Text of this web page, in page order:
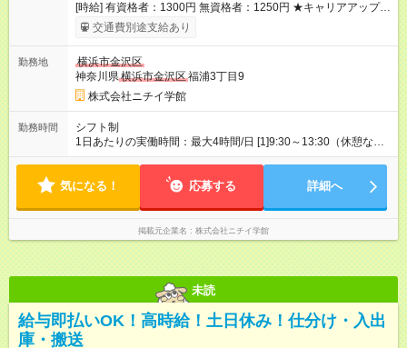
[時給] 有資格者：1300円 無資格者：1250円 ★キャリアアップ制
度あり 進級により給与がアップします！ 【試用期間】試用期間
あり 試用期間の長さ：3ヶ月 雇用形態、給与は本採用時と同じ
交通費別途支給あり
勤務地
横浜市金沢区
神奈川県横浜市金沢区福浦3丁目9
株式会社ニチイ学館
勤務時間
シフト制
1日あたりの実働時間：最大4時間/日 [1]9:30～13:30（休憩な
し） [2]10:00～14:00（休憩なし） [3]13:00～17:00（休憩な
日勤務 ※月64時間勤務 ※残業なし
気になる！ 応募する 詳細へ
掲載元企業名 株式会社ニチイ学館
未読
給与即払いOK！高時給！土日休み！仕分け・入出
庫・搬送